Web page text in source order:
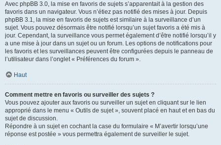
Avec phpBB 3.0, la mise en favoris de sujets s’apparentait à la gestion des
favoris dans un navigateur. Vous n’étiez pas notifié des mises à jour. Depuis
phpBB 3.1, la mise en favoris de sujets est similaire à la surveillance d’un
sujet. Vous pouvez désormais être notifié lorsqu’un sujet favoris a été mis à
jour. Cependant, la surveillance vous permet également d’être notifié lorsqu’il y
a une mise à jour dans un sujet ou un forum. Les options de notifications pour
les favoris et les surveillances peuvent être configurées depuis le panneau de
l’utilisateur dans l’onglet « Préférences du forum ».
Haut
Comment mettre en favoris ou surveiller des sujets ?
Vous pouvez ajouter aux favoris ou surveiller un sujet en cliquant sur le lien
approprié dans le menu « Outils de sujet », souvent placé en haut et en bas du
sujet de discussion.
Répondre à un sujet en cochant la case du formulaire « M’avertir lorsqu’une
réponse est postée » vous permettra également de surveiller le sujet.